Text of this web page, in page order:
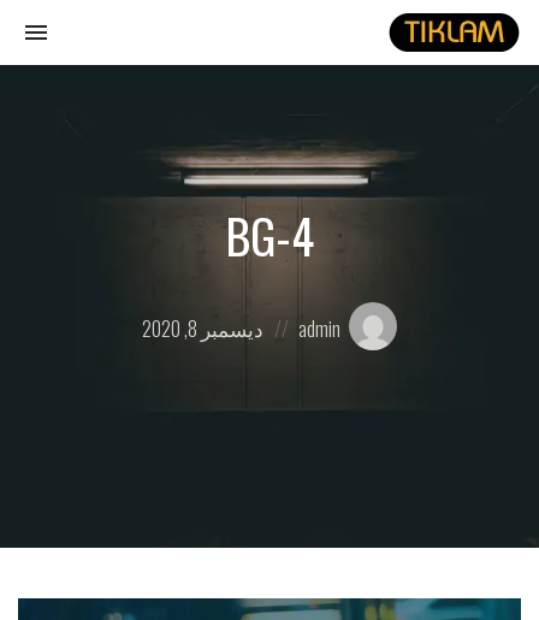
نصل
BG-4
Posted
by:
admin
on
ديسمبر 8, 2020